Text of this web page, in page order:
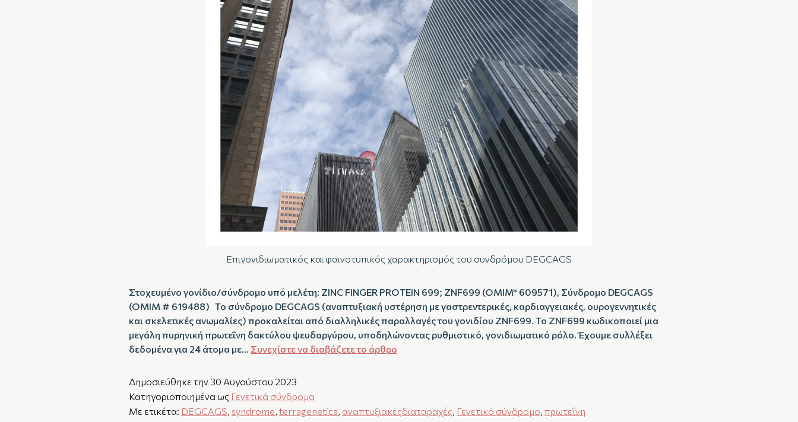
Επιγονιδιωματικός και φαινοτυπικός χαρακτηρισμός του συνδρόμου DEGCAGS
Στοχευμένο γονίδιο/σύνδρομο υπό μελέτη: ZINC FINGER PROTEIN 699; ZNF699 (OMIM* 609571), Σύνδρομο DEGCAGS
(OMIM # 619488) Το σύνδρομο DEGCAGS (αναπτυξιακή υστέρηση με γαστρεντερικές, καρδιαγγειακές, ουρογεννητικές
και σκελετικές ανωμαλίες) προκαλείται από διαλληλικές παραλλαγές του γονιδίου ZNF699. Το ZNF699 κωδικοποιεί μια
μεγάλη πυρηνική πρωτεΐνη δακτύλου ψευδαργύρου, υποδηλώνοντας ρυθμιστικό, γονιδιωματικό ρόλο. Έχουμε συλλέξει
δεδομένα για 24 άτομα με… Συνεχίστε να διαβάζετε το άρθρο
Δημοσιεύθηκε την 30 Αυγούστου 2023
Κατηγοριοποιημένα ως Γενετικά σύνδρομα
Με ετικέτα: DEGCAGS, syndrome, terragenetica, αναπτυξιακέςδιαταραχές, Γενετικό σύνδρομο, πρωτεΐνη